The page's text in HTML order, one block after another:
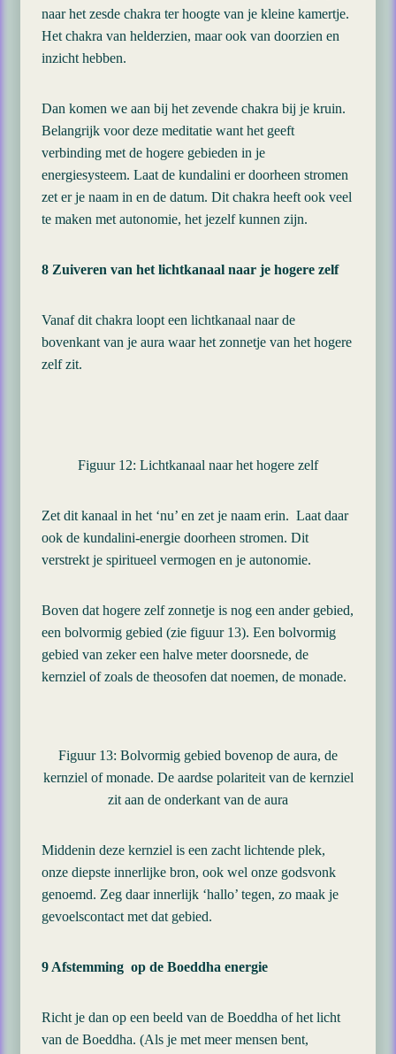
naar het zesde chakra ter hoogte van je kleine kamertje.
Het chakra van helderzien, maar ook van doorzien en
inzicht hebben.
Dan komen we aan bij het zevende chakra bij je kruin.
Belangrijk voor deze meditatie want het geeft
verbinding met de hogere gebieden in je
energiesysteem. Laat de kundalini er doorheen stromen
zet er je naam in en de datum. Dit chakra heeft ook veel
te maken met autonomie, het jezelf kunnen zijn.
8 Zuiveren van het lichtkanaal naar je hogere zelf
Vanaf dit chakra loopt een lichtkanaal naar de
bovenkant van je aura waar het zonnetje van het hogere
zelf zit.
Figuur 12: Lichtkanaal naar het hogere zelf
Zet dit kanaal in het ‘nu’ en zet je naam erin. Laat daar
ook de kundalini-energie doorheen stromen. Dit
verstrekt je spiritueel vermogen en je autonomie.
Boven dat hogere zelf zonnetje is nog een ander gebied,
een bolvormig gebied (zie figuur 13). Een bolvormig
gebied van zeker een halve meter doorsnede, de
kernziel of zoals de theosofen dat noemen, de monade.
Figuur 13: Bolvormig gebied bovenop de aura, de
kernziel of monade. De aardse polariteit van de kernziel
zit aan de onderkant van de aura
Middenin deze kernziel is een zacht lichtende plek,
onze diepste innerlijke bron, ook wel onze godsvonk
genoemd. Zeg daar innerlijk ‘hallo’ tegen, zo maak je
gevoelscontact met dat gebied.
9 Afstemming op de Boeddha energie
Richt je dan op een beeld van de Boeddha of het licht
van de Boeddha. (Als je met meer mensen bent,